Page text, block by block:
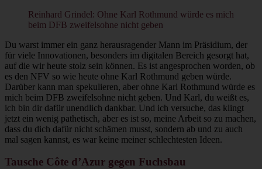
Reinhard Grindel: Ohne Karl Rothmund würde es mich
beim DFB zweifelsohne nicht geben
Du warst immer ein ganz herausragender Mann im Präsidium, der
für viele Innovationen, besonders im digitalen Bereich gesorgt hat,
auf die wir heute stolz sein können. Es ist angesprochen worden, ob
es den NFV so wie heute ohne Karl Rothmund geben würde.
Darüber kann man spekulieren, aber ohne Karl Rothmund würde es
mich beim DFB zweifelsohne nicht geben. Und Karl, du weißt es,
ich bin dir dafür unendlich dankbar. Und ich versuche, das klingt
jetzt ein wenig pathetisch, aber es ist so, meine Arbeit so zu machen,
dass du dich dafür nicht schämen musst, sondern ab und zu auch
mal sagen kannst, es war keine meiner schlechtesten Ideen.
Tausche Côte d’Azur gegen Fuchsbau